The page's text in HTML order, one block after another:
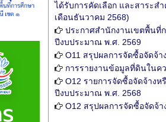
ได้รับการคัดเลือก และสาระส
เดือนธันวาคม 2568)
ประกาศสำนักงานเขตพื้นที่
ปีงบประมาณ พ.ศ. 2569
O11 สรุปผลการจัดซื้อจัดจ้
การรายงานข้อมูลที่ดินในค
O12 รายการจัดซื้อจัดจ้าง
ปีงบประมาณ พ.ศ. 2568
O12 สรุปผลการจัดซื้อจัดจ้